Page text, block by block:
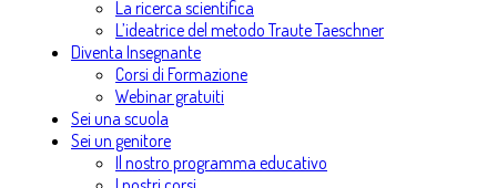
La ricerca scientifica
L’ideatrice del metodo Traute Taeschner
Diventa Insegnante
Corsi di Formazione
Webinar gratuiti
Sei una scuola
Sei un genitore
Il nostro programma educativo